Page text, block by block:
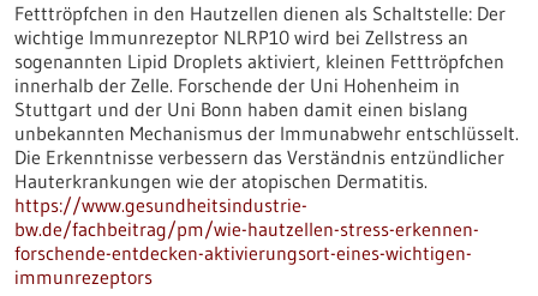
Fetttröpfchen in den Hautzellen dienen als Schaltstelle: Der
wichtige Immunrezeptor NLRP10 wird bei Zellstress an
sogenannten Lipid Droplets aktiviert, kleinen Fetttröpfchen
innerhalb der Zelle. Forschende der Uni Hohenheim in
Stuttgart und der Uni Bonn haben damit einen bislang
unbekannten Mechanismus der Immunabwehr entschlüsselt.
Die Erkenntnisse verbessern das Verständnis entzündlicher
Hauterkrankungen wie der atopischen Dermatitis.
https://www.gesundheitsindustrie-
bw.de/fachbeitrag/pm/wie-hautzellen-stress-erkennen-
forschende-entdecken-aktivierungsort-eines-wichtigen-
immunrezeptors